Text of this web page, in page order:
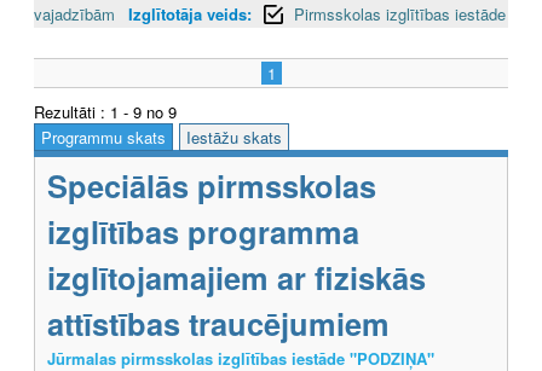
vajadzībām
Izglītotāja veids: Pirmsskolas izglītības iestāde
1
Rezultāti : 1 - 9 no 9
Programmu skats
Iestāžu skats
Speciālās pirmsskolas
izglītības programma
izglītojamajiem ar fiziskās
attīstības traucējumiem
Jūrmalas pirmsskolas izglītības iestāde "PODZIŅA"